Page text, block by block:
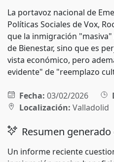
La portavoz nacional de
Políticas Sociales de Vox,
que la inmigración
de Bienestar, sino que es
vista económico, pero
evidente" de "reemplazo
Fecha: 03/02/2026
Localización: Valladolid
Resumen
Un informe reciente